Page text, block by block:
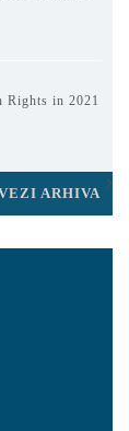
Rights in 2021
ARHIVA